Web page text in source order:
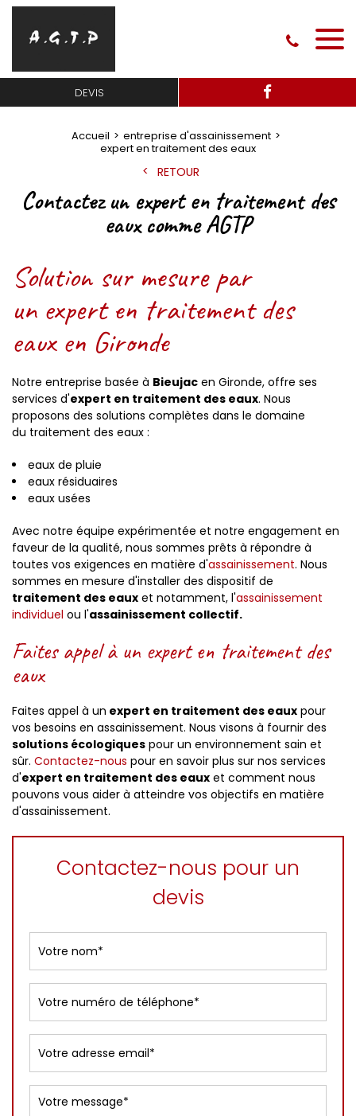
DEVIS
Accueil
entreprise d'assainissement
expert en traitement des eaux
RETOUR
Contactez un expert en traitement des
eaux comme AGTP
Solution sur mesure par
un expert en traitement des
eaux en Gironde
Notre entreprise basée à Bieujac en Gironde, offre ses
services d'expert en traitement des eaux. Nous
proposons des solutions complètes dans le domaine
du traitement des eaux :
eaux de pluie
eaux résiduaires
eaux usées
Avec notre équipe expérimentée et notre engagement en
faveur de la qualité, nous sommes prêts à répondre à
toutes vos exigences en matière d'assainissement. Nous
sommes en mesure d'installer des dispositif de
traitement des eaux et notamment, l'assainissement
individuel ou l'assainissement collectif.
Faites appel à un expert en traitement des
eaux
Faites appel à un expert en traitement des eaux pour
vos besoins en assainissement. Nous visons à fournir des
solutions écologiques pour un environnement sain et
sûr. Contactez-nous pour en savoir plus sur nos services
d'expert en traitement des eaux et comment nous
pouvons vous aider à atteindre vos objectifs en matière
d'assainissement.
Contactez-nous pour un
devis